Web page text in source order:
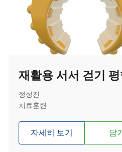
정성진
치료훈련
자세히 보기 담기